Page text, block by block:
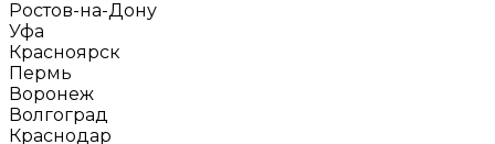
Ростов-на-Дону
Уфа
Красноярск
Пермь
Воронеж
Волгоград
Краснодар